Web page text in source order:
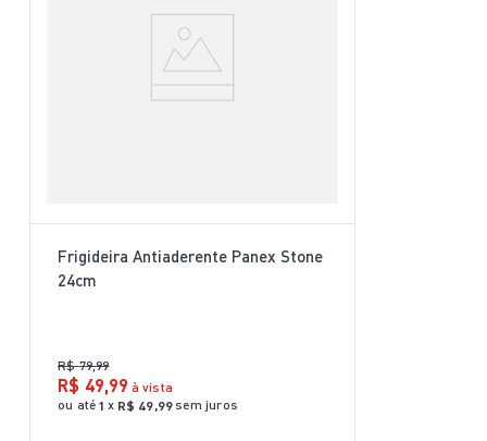
Frigideira Antiaderente Panex Stone
24cm
R$ 79,99
R$ 49,99 à vista
ou até 1 x R$ 49,99sem juros